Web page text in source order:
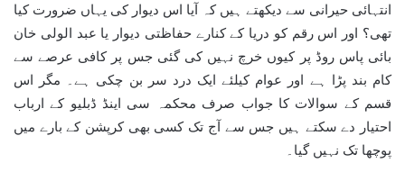
انتہائی حیرانی سے دیکھتے ہیں کہ آیا اس دیوار کی یہاں ضرورت کیا
تھی؟ اور اس رقم کو دریا کے کنارے حفاظتی دیوار یا عبد الولی خان
بائی پاس روڈ پر کیوں خرچ نہیں کی گئی جس پر کافی عرصے سے
کام بند پڑا ہے اور عوام کیلئے ایک درد سر بن چکی ہے۔ مگر اس
قسم کے سوالات کا جواب صرف محکمہ سی اینڈ ڈبلیو کے ارباب
احتیار دے سکتے ہیں جس سے آج تک کسی بھی کرپشن کے بارے میں
پوچھا تک نہیں گیا۔